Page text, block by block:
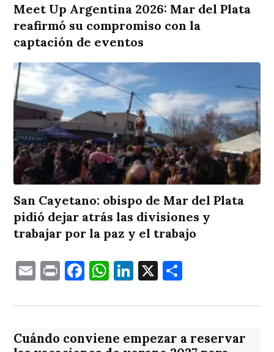
Meet Up Argentina 2026: Mar del Plata
reafirmó su compromiso con la
captación de eventos
San Cayetano: obispo de Mar del Plata
pidió dejar atrás las divisiones y
trabajar por la paz y el trabajo
EmailPrintFacebook
WhatsApp
LinkedIn
X
Cuándo conviene empezar a reservar